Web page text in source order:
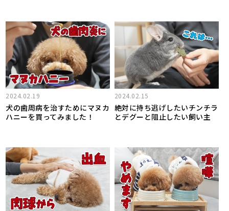
2024.02.19
犬の歯周病を治すためにマヌカ
ハニーを買ってみました！
2024.02.15
絶対に持ち逃げしたいチンチラ
とデグーと阻止したい飼い主